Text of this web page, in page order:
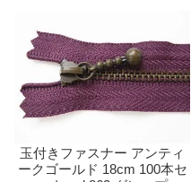
玉付きファスナー アンティ
ークゴールド 18cm 100本セ